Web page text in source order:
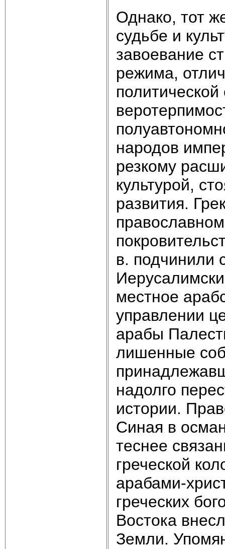
Однако, тот
судьбе и
завоевание
режима,
народов
резкому
культурой,
развития.
в. подчинили
местное
управлении
арабы
лишенные
надолго
истории.
Синая в
теснее
греческой
арабами-
греческих
Востока
Земли.